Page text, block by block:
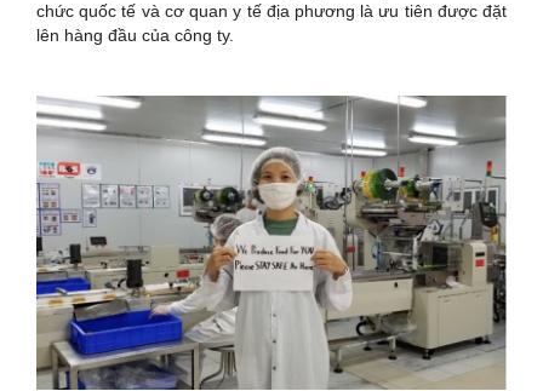
chức quốc tế và cơ quan y tế địa phương là ưu tiên được đặt
lên hàng đầu của công ty.